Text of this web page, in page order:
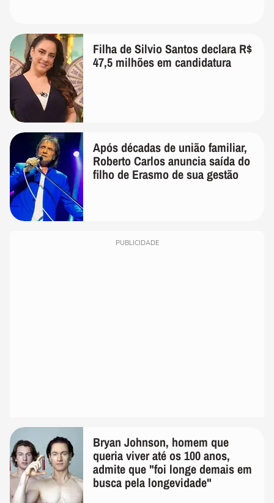
Filha de Silvio Santos declara R$
47,5 milhões em candidatura
Após décadas de união familiar,
Roberto Carlos anuncia saída do
filho de Erasmo de sua gestão
PUBLICIDADE
Bryan Johnson, homem que
queria viver até os 100 anos,
admite que "foi longe demais em
busca pela longevidade"